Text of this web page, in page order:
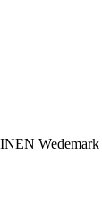
Wedemark